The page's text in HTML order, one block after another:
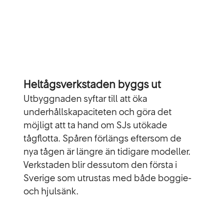
Heltågsverkstaden byggs ut
Utbyggnaden syftar till att öka
underhållskapaciteten och göra det
möjligt att ta hand om SJs utökade
tågflotta. Spåren förlängs eftersom de
nya tågen är längre än tidigare modeller.
Verkstaden blir dessutom den första i
Sverige som utrustas med både boggie-
och hjulsänk.